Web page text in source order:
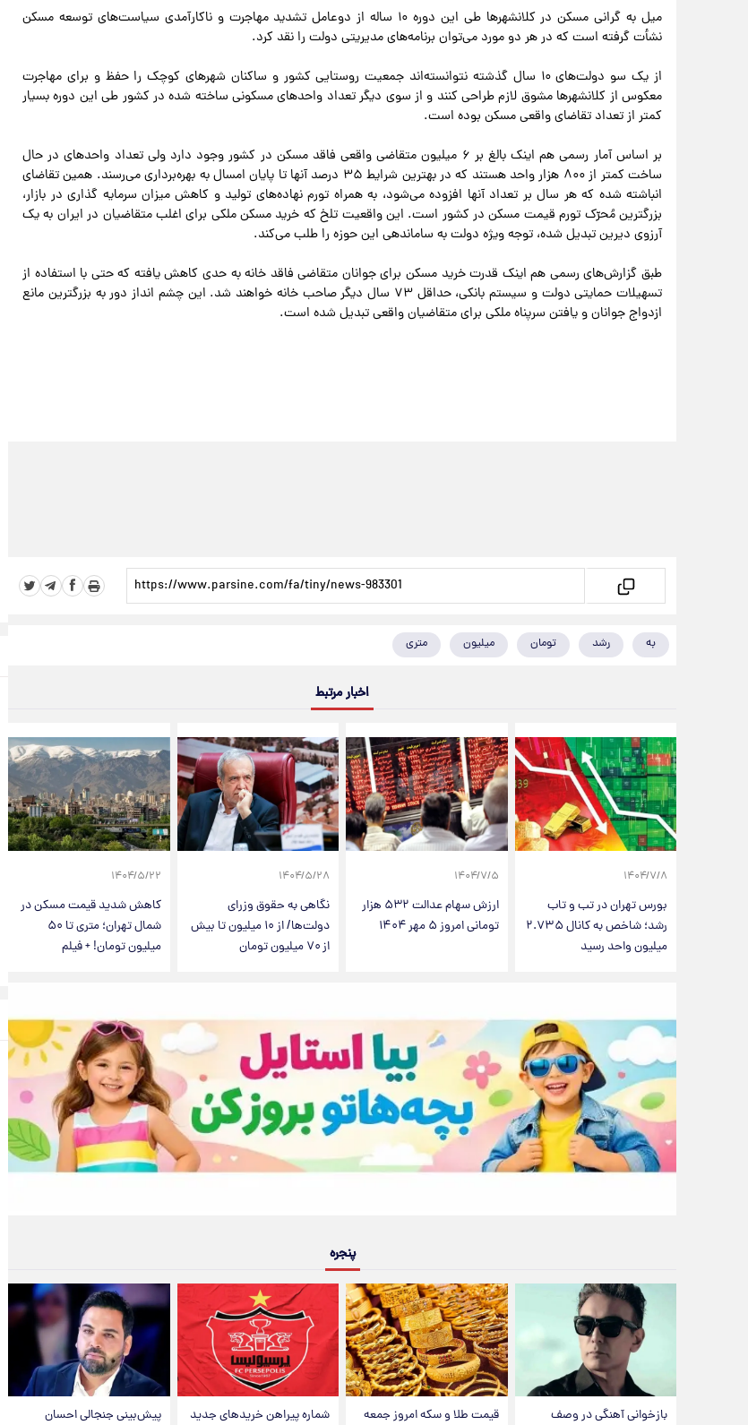
میل به گرانی مسکن در کلانشهرها طی این دوره ۱۰ ساله از دوعامل تشدید مهاجرت و ناکارآمدی سیاست‌های توسعه مسکن
نشأت گرفته است که در هر دو مورد می‌توان برنامه‌های مدیریتی دولت را نقد کرد.
از یک سو دولت‌های ۱۰ سال گذشته نتوانسته‌اند جمعیت روستایی کشور و ساکنان شهرهای کوچک را حفظ و برای مهاجرت
معکوس از کلانشهرها مشوق لازم طراحی کنند و از سوی دیگر تعداد واحدهای مسکونی ساخته شده در کشور طی این دوره بسیار
کمتر از تعداد تقاضای واقعی مسکن بوده است.
بر اساس آمار رسمی هم اینک بالغ بر ۶ میلیون متقاضی واقعی فاقد مسکن در کشور وجود دارد ولی تعداد واحدهای در حال
ساخت کمتر از ۸۰۰ هزار واحد هستند که در بهترین شرایط ۳۵ درصد آنها تا پایان امسال به بهره‌برداری می‌رسند. همین تقاضای
انباشته شده که هر سال بر تعداد آنها افزوده می‌شود، به همراه تورم نهاده‌های تولید و کاهش میزان سرمایه گذاری در بازار،
بزرگترین مُحرّک تورم قیمت مسکن در کشور است. این واقعیت تلخ که خرید مسکن ملکی برای اغلب متقاضیان در ایران به یک
آرزوی دیرین تبدیل شده، توجه ویژه دولت به ساماندهی این حوزه را طلب می‌کند.
طبق گزارش‌های رسمی هم اینک قدرت خرید مسکن برای جوانان متقاضی فاقد خانه به حدی کاهش یافته که حتی با استفاده از
تسهیلات حمایتی دولت و سیستم بانکی، حداقل ۷۳ سال دیگر صاحب خانه خواهند شد. این چشم انداز دور به بزرگترین مانع
ازدواج جوانان و یافتن سرپناه ملکی برای متقاضیان واقعی تبدیل شده است.
به رشد تومان میلیون متری
اخبار مرتبط
۱۴۰۴/۷/۸
بورس تهران در تب و تاب
رشد؛ شاخص به کانال ۲.۷۳۵
میلیون واحد رسید
۱۴۰۴/۷/۵
ارزش سهام عدالت ۵۳۲ هزار
تومانی امروز ۵ مهر ۱۴۰۴
۱۴۰۴/۵/۲۸
نگاهی به حقوق وزرای
دولت‌ها/ از ۱۰ میلیون تا بیش
از ۷۰ میلیون تومان
۱۴۰۴/۵/۲۲
کاهش شدید قیمت مسکن در
شمال تهران؛ متری تا ۵۰
میلیون تومان! + فیلم
پنجره
بازخوانی آهنگی در وصف قیمت طلا و سکه امروز جمعه شماره پیراهن خریدهای جدید پیش‌بینی جنجالی احسان